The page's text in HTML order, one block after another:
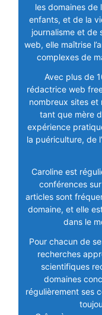
les domaines de
enfants, et de la
journalisme et de
web, elle maîtrise
complexes de
Avec plus de
rédactrice web
nombreux sites et
tant que mère
expérience
la puériculture, de
Caroline est
conférences
articles sont
domaine, et elle
dans le
Pour chacun de
recherches
scientifiques
domaines
régulièrement ses